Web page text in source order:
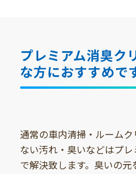
プレミアム消臭ク
な方におすすめで
通常の車内清掃・ルーム
ない汚れ・臭いなどはプ
で解決致します。臭いの